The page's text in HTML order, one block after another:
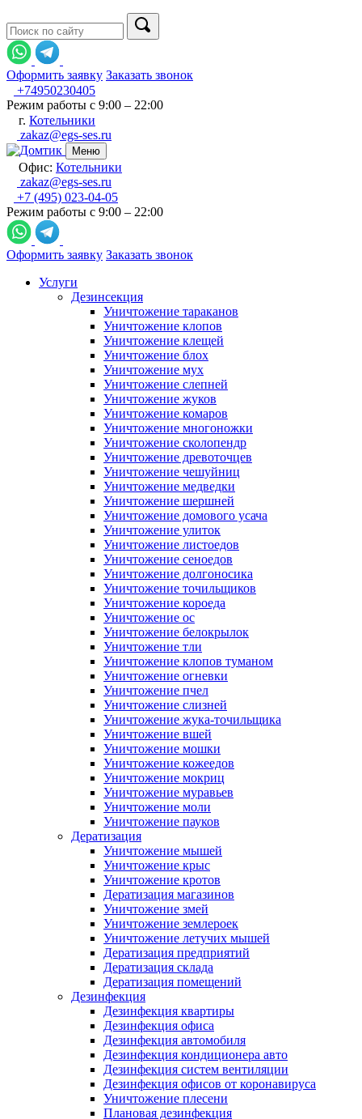
Оформить заявку Заказать звонок
+74950230405
Режим работы с 9:00 – 22:00
г. Котельники
zakaz@egs-ses.ru
Меню
Офис: Котельники
zakaz@egs-ses.ru
+7 (495) 023-04-05
Режим работы с 9:00 – 22:00
Оформить заявку Заказать звонок
Услуги
Дезинсекция
Уничтожение тараканов
Уничтожение клопов
Уничтожение клещей
Уничтожение блох
Уничтожение мух
Уничтожение слепней
Уничтожение жуков
Уничтожение комаров
Уничтожение многоножки
Уничтожение сколопендр
Уничтожение древоточцев
Уничтожение чешуйниц
Уничтожение медведки
Уничтожение шершней
Уничтожение домового усача
Уничтожение улиток
Уничтожение листоедов
Уничтожение сеноедов
Уничтожение долгоносика
Уничтожение точильщиков
Уничтожение короеда
Уничтожение ос
Уничтожение белокрылок
Уничтожение тли
Уничтожение клопов туманом
Уничтожение огневки
Уничтожение пчел
Уничтожение слизней
Уничтожение жука-точильщика
Уничтожение вшей
Уничтожение мошки
Уничтожение кожеедов
Уничтожение мокриц
Уничтожение муравьев
Уничтожение моли
Уничтожение пауков
Дератизация
Уничтожение мышей
Уничтожение крыс
Уничтожение кротов
Дератизация магазинов
Уничтожение змей
Уничтожение землероек
Уничтожение летучих мышей
Дератизация предприятий
Дератизация склада
Дератизация помещений
Дезинфекция
Дезинфекция квартиры
Дезинфекция офиса
Дезинфекция автомобиля
Дезинфекция кондиционера авто
Дезинфекция систем вентиляции
Дезинфекция офисов от коронавируса
Уничтожение плесени
Плановая дезинфекция